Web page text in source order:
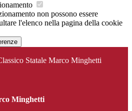
non possono essere
l'elenco nella pagina della cookie
Statale Marco Minghetti
Minghetti